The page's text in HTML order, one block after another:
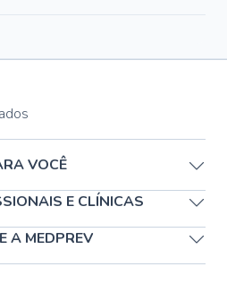
VOCÊ
E CLÍNICAS
A MEDPREV